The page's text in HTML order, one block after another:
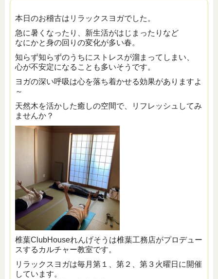
本日のお稽古はリラックスヨガでした。
急に暑くなったり、新生活がはじまったりなど
なにかと身の回りの変化が多い春。
知らず知らずのうちにストレスが溜まってしまい、
心が不安定になることも多いそうです。
ヨガの深い呼吸は心を落ち着かせる効果がありますよ
～
天然木を活かした癒しの空間で、リフレッシュしてみ
ませんか？
椎葉ClubHouseれんげそうは椎葉工務店がプロデュー
スするカルチャー教室です。
リラックスヨガは毎月第１、第２、第３火曜日に開催
しています。